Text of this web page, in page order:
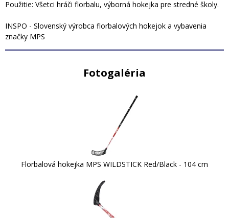
Použitie: Všetci hráči florbalu, výborná hokejka pre stredné školy.
INSPO - Slovenský výrobca florbalových hokejok a vybavenia
značky MPS
Fotogaléria
Florbalová hokejka MPS WILDSTICK Red/Black - 104 cm